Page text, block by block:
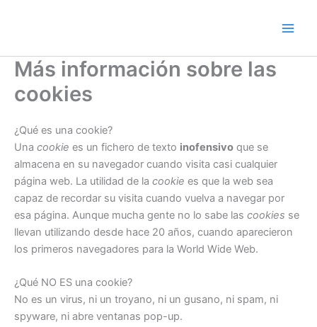
Más información sobre las
cookies
¿Qué es una cookie?
Una cookie es un fichero de texto inofensivo que se
almacena en su navegador cuando visita casi cualquier
página web. La utilidad de la cookie es que la web sea
capaz de recordar su visita cuando vuelva a navegar por
esa página. Aunque mucha gente no lo sabe las cookies se
llevan utilizando desde hace 20 años, cuando aparecieron
los primeros navegadores para la World Wide Web.
¿Qué NO ES una cookie?
No es un virus, ni un troyano, ni un gusano, ni spam, ni
spyware, ni abre ventanas pop-up.